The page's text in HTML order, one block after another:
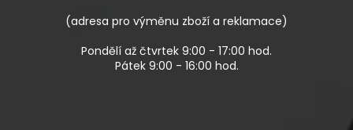
V
P
I
(adresa pro výměnu zboží a reklamace)
Pondělí až čtvrtek 9:00 - 17:00 hod.
Pátek 9:00 - 16:00 hod.